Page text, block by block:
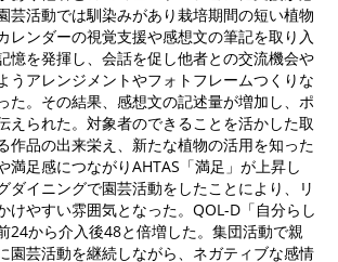
芸活動では馴染みがあり栽培期間の短い植物
レンダーの視覚支援や感想文の筆記を取り入
憶を発揮し、会話を促し他者との交流機会や
うアレンジメントやフォトフレームつくりな
た。その結果、感想文の記述量が増加し、ポ
えられた。対象者のできることを活かした取
作品の出来栄え、新たな植物の活用を知った
満足感につながりAHTAS「満足」が上昇し
ダイニングで園芸活動をしたことにより、リ
けやすい雰囲気となった。QOL-D「自分らし
24から介入後48と倍増した。集団活動で親
園芸活動を継続しながら、ネガティブな感情